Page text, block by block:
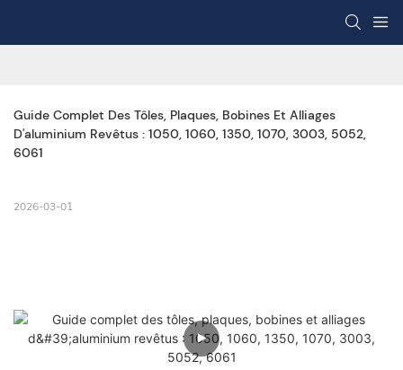
Guide Complet Des Tôles, Plaques, Bobines Et Alliages
D'aluminium Revêtus : 1050, 1060, 1350, 1070, 3003, 5052,
6061
2026-03-01